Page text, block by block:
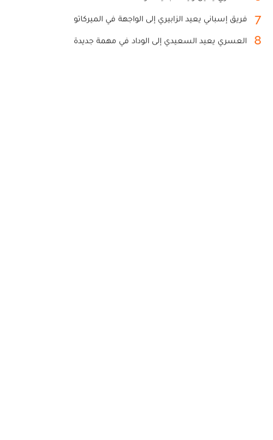
7 فريق إسباني يعيد الزابيري إلى الواجهة في الميركاتو
8 العسري يعيد السعيدي إلى الوداد في مهمة جديدة